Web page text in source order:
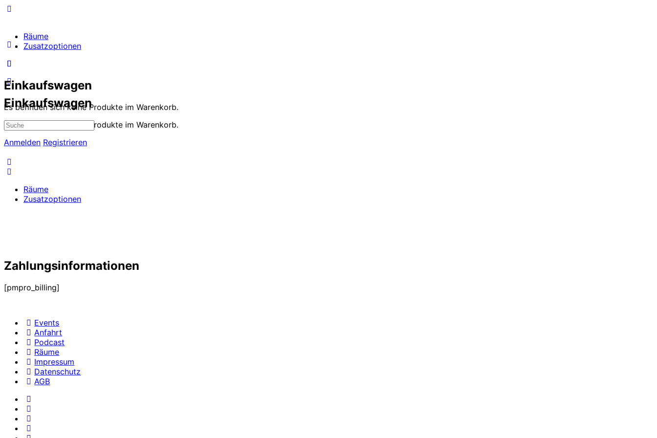
Räume
Zusatzoptionen
Einkaufswagen
Es befinden sich keine Produkte im Warenkorb.
Anmelden Registrieren
Einkaufswagen
Es befinden sich keine Produkte im Warenkorb.
Suche
nach:
Räume
Zusatzoptionen
Zahlungsinformationen
[pmpro_billing]
Events
Anfahrt
Podcast
Räume
Impressum
Datenschutz
AGB